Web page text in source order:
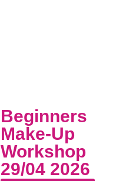
Beginners
Make-Up
Workshop
29/04 2026